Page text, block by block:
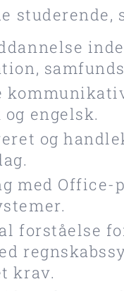
studerende,
engelsk.
og
med Office-
forståelse
krav.